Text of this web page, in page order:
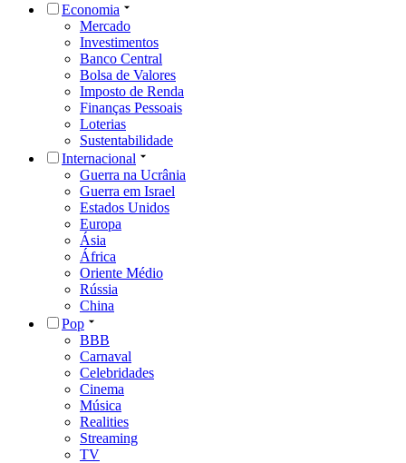
Economia
Mercado
Investimentos
Banco Central
Bolsa de Valores
Imposto de Renda
Finanças Pessoais
Loterias
Sustentabilidade
Internacional
Guerra na Ucrânia
Guerra em Israel
Estados Unidos
Europa
Ásia
África
Oriente Médio
Rússia
China
Pop
BBB
Carnaval
Celebridades
Cinema
Música
Realities
Streaming
TV